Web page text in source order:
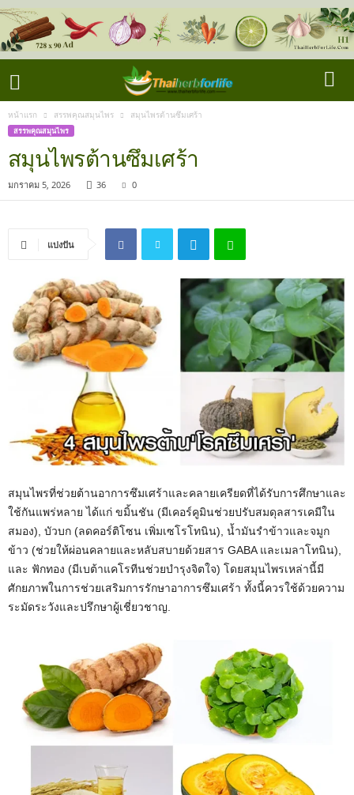
หน้าแรก สรรพคุณสมุนไพร สมุนไพรต้านซึมเศร้า
สรรพคุณสมุนไพร
สมุนไพรต้านซึมเศร้า
มกราคม 5, 2026 36 0
แบ่งปัน
สมุนไพรที่ช่วยต้านอาการซึมเศร้าและคลายเครียดที่ได้รับการศึกษาและ
ใช้กันแพร่หลาย ได้แก่ ขมิ้นชัน (มีเคอร์คูมินช่วยปรับสมดุลสารเคมีใน
สมอง), บัวบก (ลดคอร์ติโซน เพิ่มเซโรโทนิน), น้ำมันรำข้าวและจมูก
ข้าว (ช่วยให้ผ่อนคลายและหลับสบายด้วยสาร GABA และเมลาโทนิน),
และ ฟักทอง (มีเบต้าแคโรทีนช่วยบำรุงจิตใจ) โดยสมุนไพรเหล่านี้มี
ศักยภาพในการช่วยเสริมการรักษาอาการซึมเศร้า ทั้งนี้ควรใช้ด้วยความ
ระมัดระวังและปรึกษาผู้เชี่ยวชาญ.